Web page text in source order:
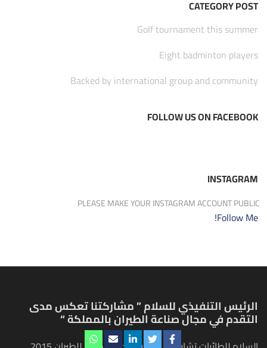
CATEGORY POST
Golf tournament this summer
Eight badminton players
Backed by international group and community
FOLLOW US ON FACEBOOK
INSTAGRAM
PLEASE MAKE YOUR INSTAGRAM ACCOUNT PUBLIC
Follow Me!
الرئيس التنفيذي للسلام ” مشاركتنا تعكس مدى
التقدم في مجال صناعة الطيران بالمملكة “